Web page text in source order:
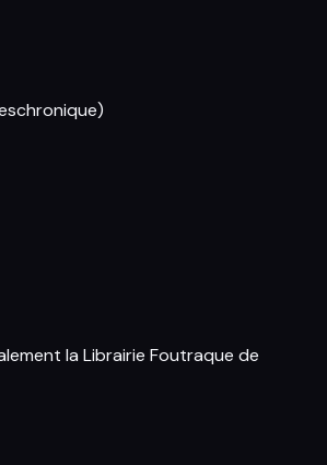
la Librairie Foutraque de